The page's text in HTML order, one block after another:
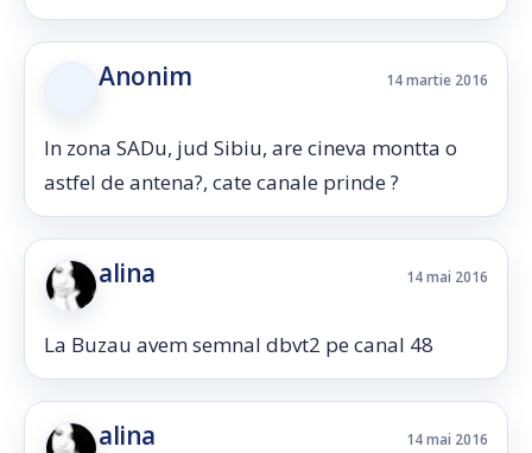
Anonim 14 martie 2016
In zona SADu, jud Sibiu, are cineva montta o
astfel de antena?, cate canale prinde ?
alina 14 mai 2016
La Buzau avem semnal dbvt2 pe canal 48
alina 14 mai 2016